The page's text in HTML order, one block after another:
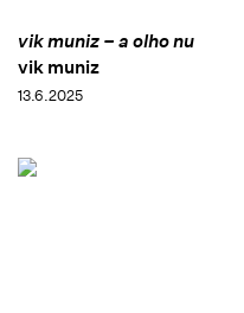
vik muniz – a olho nu
vik muniz
13.6.2025